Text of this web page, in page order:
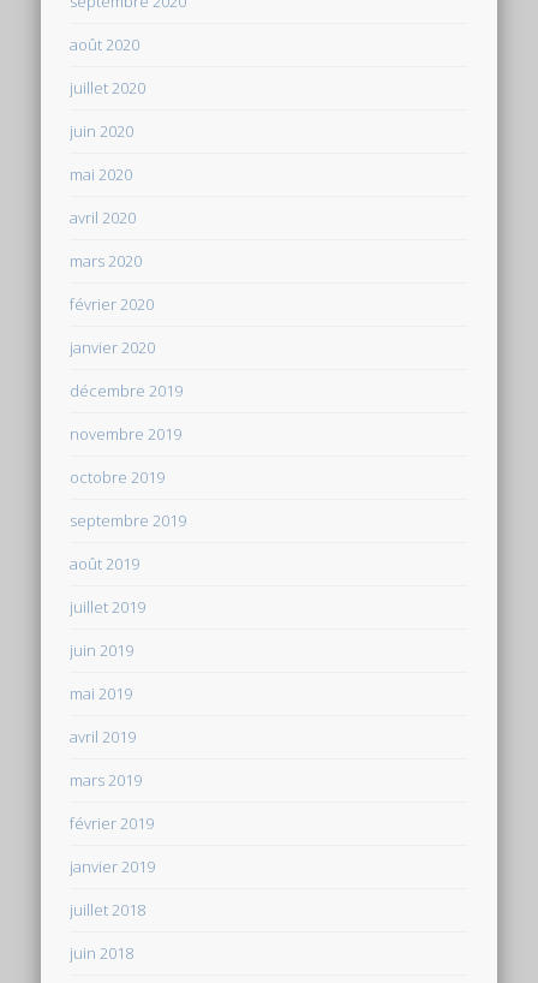
août 2020
juillet 2020
juin 2020
mai 2020
avril 2020
mars 2020
février 2020
janvier 2020
décembre 2019
novembre 2019
octobre 2019
septembre 2019
août 2019
juillet 2019
juin 2019
mai 2019
avril 2019
mars 2019
février 2019
janvier 2019
juillet 2018
juin 2018